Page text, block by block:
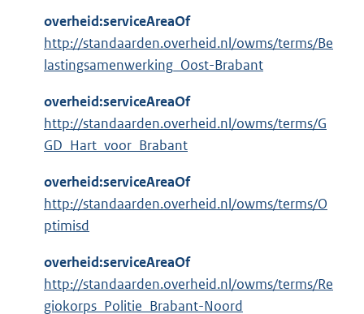
overheid:serviceAreaOf
http://standaarden.overheid.nl/owms/terms/Be
lastingsamenwerking_Oost-Brabant
overheid:serviceAreaOf
http://standaarden.overheid.nl/owms/terms/G
GD_Hart_voor_Brabant
overheid:serviceAreaOf
http://standaarden.overheid.nl/owms/terms/O
ptimisd
overheid:serviceAreaOf
http://standaarden.overheid.nl/owms/terms/Re
giokorps_Politie_Brabant-Noord